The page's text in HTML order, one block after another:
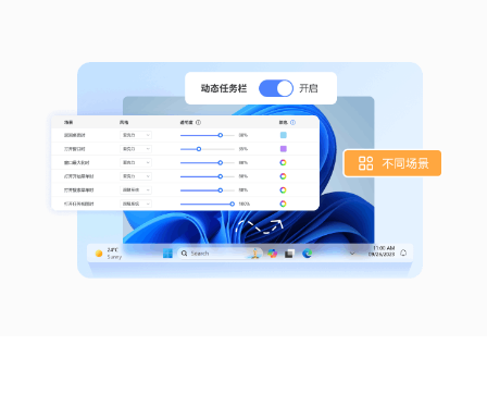
momo
操作简单，透明度调节自如，桌面瞬间高大
上，美观与实用兼具，大大提升电脑体验